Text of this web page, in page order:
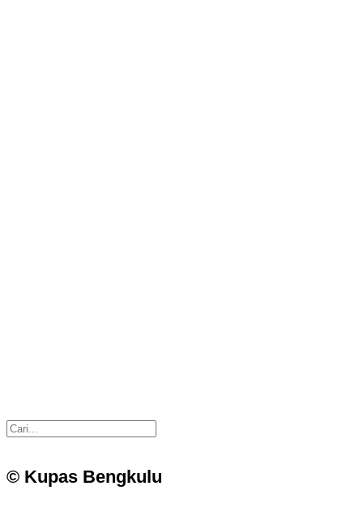
© Kupas Bengkulu